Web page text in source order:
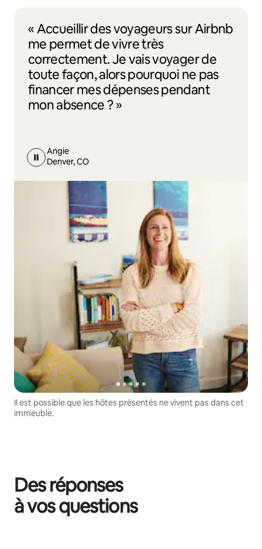
« Accueillir des voyageurs sur Airbnb
me permet de vivre très
correctement. Je vais voyager de
toute façon, alors pourquoi ne pas
financer mes dépenses pendant
mon absence ? »
Angie
Denver, CO
Il est possible que les hôtes présentés ne vivent pas dans cet
immeuble.
Des réponses
à vos questions